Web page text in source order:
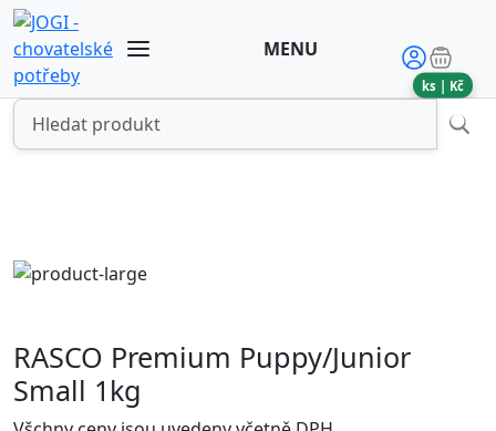
MENU
ks | Kč
RASCO Premium Puppy/Junior
Small 1kg